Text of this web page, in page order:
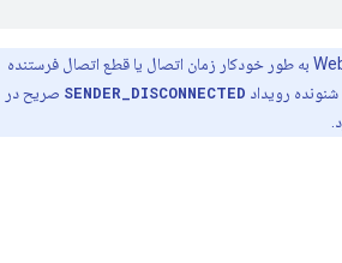
چارچوب Web Receiver به طور خودکار زمان اتصال یا قطع اتصال فرستنده
شنونده رویداد SENDER_DISCONNECTED صریح در